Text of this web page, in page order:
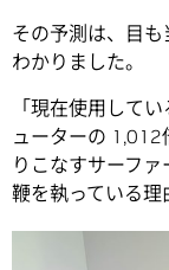
その予測は、目
わかりました。
「現在使用して
ューターの 1,012
りこなすサーフ
鞭を執っている理